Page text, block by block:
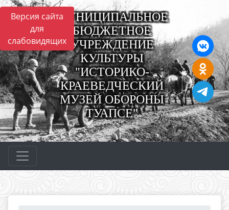
Версия сайта
для
слабовидящих
МУНИЦИПАЛЬНОЕ
БЮДЖЕТНОЕ
УЧРЕЖДЕНИЕ
КУЛЬТУРЫ
"ИСТОРИКО-
КРАЕВЕДЧЕСКИЙ
МУЗЕЙ ОБОРОНЫ
ТУАПСЕ"